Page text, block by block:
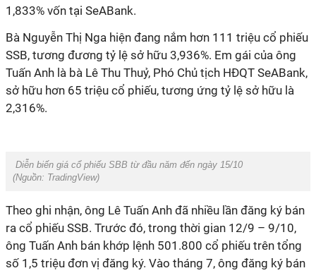
1,833% vốn tại SeABank.
Bà Nguyễn Thị Nga hiện đang nắm hơn 111 triệu cổ phiếu
SSB, tương đương tỷ lệ sở hữu 3,936%. Em gái của ông
Tuấn Anh là bà Lê Thu Thuỷ, Phó Chủ tịch HĐQT SeABank,
sở hữu hơn 65 triệu cổ phiếu, tương ứng tỷ lệ sở hữu là
2,316%.
Diễn biến giá cổ phiếu SBB từ đầu năm đến ngày 15/10
(Nguồn: TradingView)
Theo ghi nhận, ông Lê Tuấn Anh đã nhiều lần đăng ký bán
ra cổ phiếu SSB. Trước đó, trong thời gian 12/9 – 9/10,
ông Tuấn Anh bán khớp lệnh 501.800 cổ phiếu trên tổng
số 1,5 triệu đơn vị đăng ký. Vào tháng 7, ông đăng ký bán